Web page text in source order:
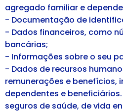
agregado familiar e
- Documentação de
- Dados financeiros, como
bancárias;
- Informações sobre o seu
- Dados de recursos
remunerações e benefícios,
dependentes e
seguros de saúde, de vida